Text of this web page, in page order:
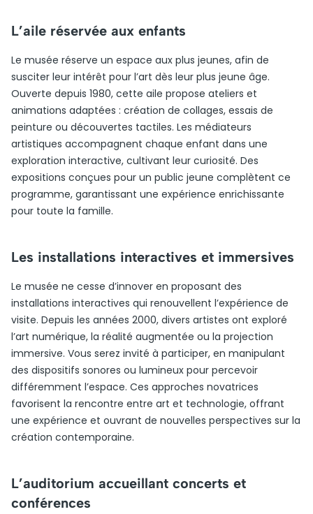
L’aile réservée aux enfants
Le musée réserve un espace aux plus jeunes, afin de
susciter leur intérêt pour l’art dès leur plus jeune âge.
Ouverte depuis 1980, cette aile propose ateliers et
animations adaptées : création de collages, essais de
peinture ou découvertes tactiles. Les médiateurs
artistiques accompagnent chaque enfant dans une
exploration interactive, cultivant leur curiosité. Des
expositions conçues pour un public jeune complètent ce
programme, garantissant une expérience enrichissante
pour toute la famille.
Les installations interactives et immersives
Le musée ne cesse d’innover en proposant des
installations interactives qui renouvellent l’expérience de
visite. Depuis les années 2000, divers artistes ont exploré
l’art numérique, la réalité augmentée ou la projection
immersive. Vous serez invité à participer, en manipulant
des dispositifs sonores ou lumineux pour percevoir
différemment l’espace. Ces approches novatrices
favorisent la rencontre entre art et technologie, offrant
une expérience et ouvrant de nouvelles perspectives sur la
création contemporaine.
L’auditorium accueillant concerts et
conférences